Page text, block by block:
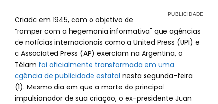
Criada em 1945, com o objetivo de
“romper com a hegemonia informativa" que agências
de notícias internacionais como a United Press (UPI) e
a Associated Press (AP) exerciam na Argentina, a
Télam foi oficialmente transformada em uma
agência de publicidade estatal nesta segunda-feira
(1). Mesmo dia em que a morte do principal
impulsionador de sua criação, o ex-presidente Juan